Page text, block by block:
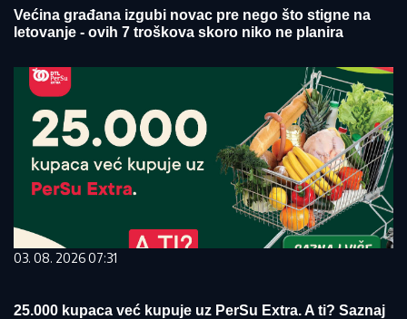
Većina građana izgubi novac pre nego što stigne na
letovanje - ovih 7 troškova skoro niko ne planira
03. 08. 2026 07:31
25.000 kupaca već kupuje uz PerSu Extra. A ti? Saznaj